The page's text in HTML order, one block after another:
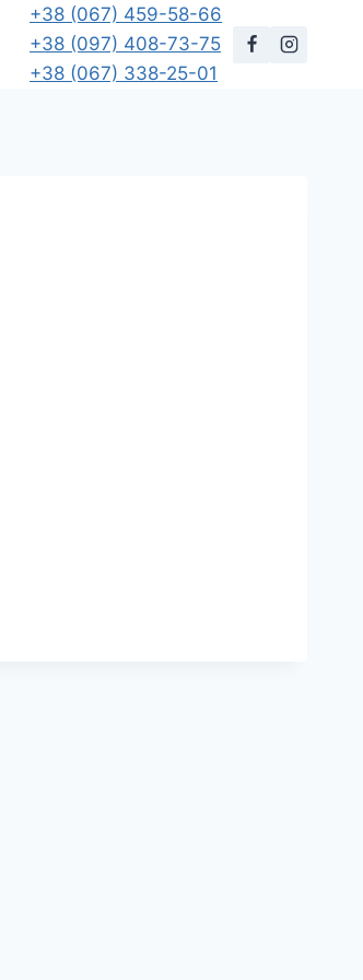
+38 (067) 459-58-66
+38 (097) 408-73-75
+38 (067) 338-25-01